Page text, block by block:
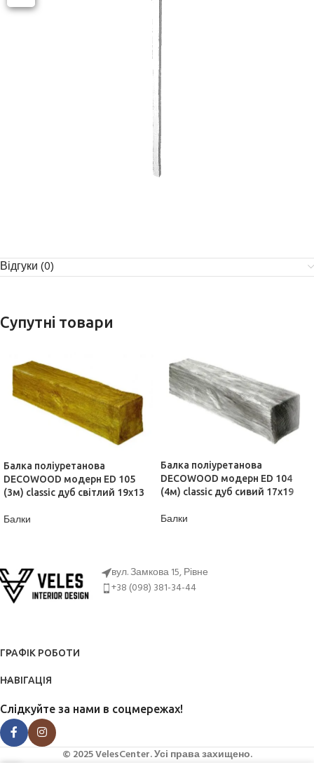
Відгуки (0)
Супутні товари
Балка поліуретанова
DECOWOOD модерн ED 105
(3м) classic дуб світлий 19х13
Балки
Балка поліуретанова
DECOWOOD модерн ED 104
(4м) classic дуб сивий 17х19
Балки
вул. Замкова 15, Рівне
+38 (098) 381-34-44
ГРАФІК РОБОТИ
НАВІГАЦІЯ
Слідкуйте за нами в соцмережах!
© 2025 VelesCenter. Усі права захищено.